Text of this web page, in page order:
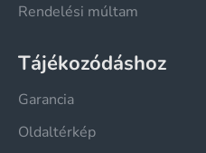
Rendelési múltam
Tájékozódáshoz
Garancia
Oldaltérkép